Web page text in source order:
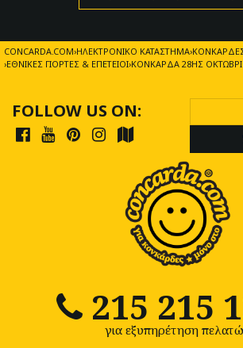
CONCARDA.COM ΗΛΕΚΤΡΟΝΙΚΌ ΚΑΤΆΣΤΗΜΑ
ΕΘΝΙΚΈΣ ΓΙΟΡΤΈΣ & ΕΠΈΤΕΙΟΙ ΚΟΝΚΆΡΔΑ 28ΗΣ
FOLLOW US ON:
215 215
για εξυπηρέτηση